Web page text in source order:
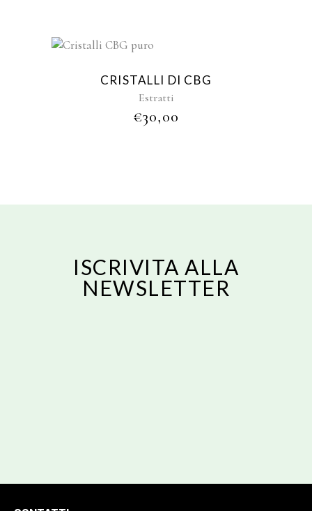
CRISTALLI DI CBG
Estratti
€30,00
ISCRIVITA ALLA
NEWSLETTER